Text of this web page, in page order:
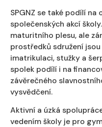
SPGNZ se také podílí na
společenských akcí
maturitního plesu, ale
prostředků sdružení
imatrikulaci, stužky a
spolek podílí i na
závěrečného
vysvědčení.
Aktivní a úzká
vedením školy je pro